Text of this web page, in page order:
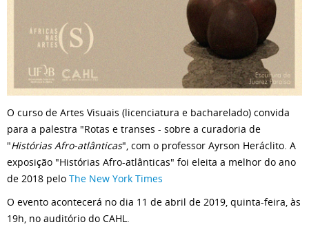
O curso de Artes Visuais (licenciatura e bacharelado) convida
para a palestra "Rotas e transes - sobre a curadoria de
"Histórias Afro-atlânticas", com o professor Ayrson Heráclito. A
exposição "Histórias Afro-atlânticas" foi eleita a melhor do ano
de 2018 pelo The New York Times
O evento acontecerá no dia 11 de abril de 2019, quinta-feira, às
19h, no auditório do CAHL.